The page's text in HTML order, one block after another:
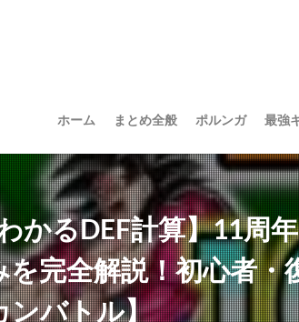
ホーム まとめ全般 ポルンガ 最強
かるDEF計算】11周
を完全解説！初心者
ンバトル】